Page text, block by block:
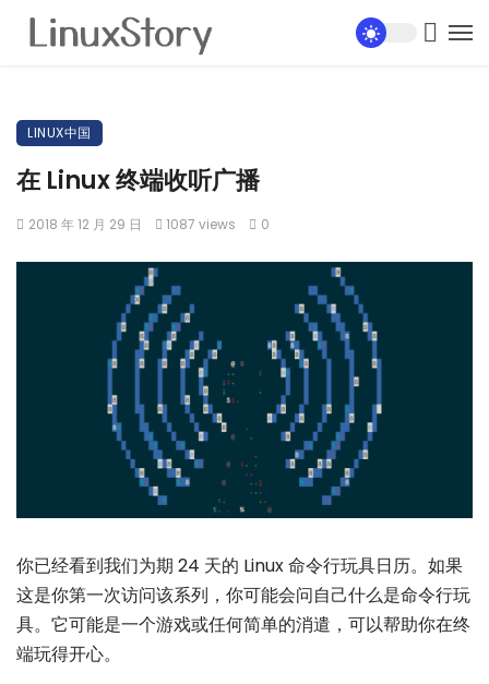
LINUX中国
在 Linux 终端收听广播
2018 年 12 月 29 日 1087 views 0
你已经看到我们为期 24 天的 Linux 命令行玩具日历。如果
这是你第一次访问该系列，你可能会问自己什么是命令行玩
具。它可能是一个游戏或任何简单的消遣，可以帮助你在终
端玩得开心。